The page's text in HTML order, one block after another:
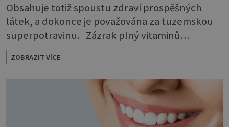
Obsahuje totiž spoustu zdraví prospěšných
látek, a dokonce je považována za tuzemskou
superpotravinu. Zázrak plný vitaminů
V petrželi najdete vitaminy B1, B2, B3, B6,
provitamin A, vitamin E a velké množství
vitamínu C (nejvíce ho má nať, dokonce třikrát
více než pomeranč, v kořeni je také, ale je ho
desetkrát méně), a kyselinu listovou. Ale to
není všechno. Obsahuje také důležité
ZOBRAZIT VÍCE